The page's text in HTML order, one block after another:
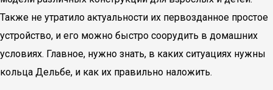
Также не утратило актуальности их первозданное простое
устройство, и его можно быстро соорудить в домашних
условиях. Главное, нужно знать, в каких ситуациях нужны
кольца Дельбе, и как их правильно наложить.